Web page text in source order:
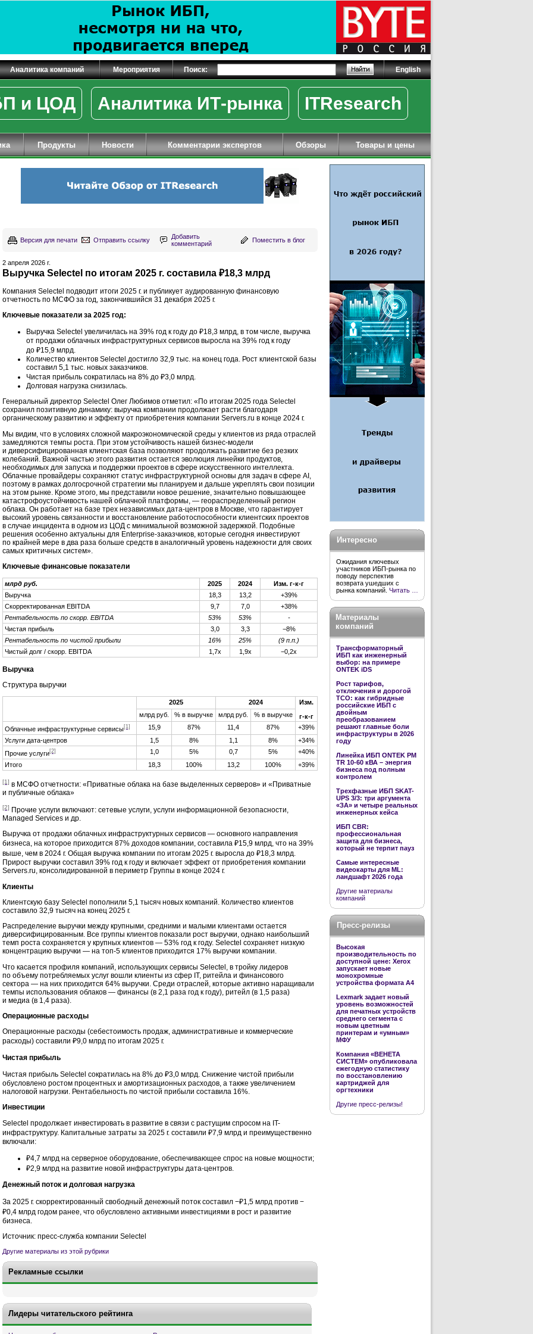
Аналитика компаний Мероприятия Поиск: English
и ЦОД Аналитика ИТ-рынка ITResearch
Продукты Новости Комментарии экспертов Обзоры Товары и цены
Версия для печати Отправить ссылку
Добавить
комментарий
Поместить в блог
2 апреля 2026 г.
Выручка Selectel по итогам 2025 г. составила ₽18,3 млрд
Компания Selectel подводит итоги 2025 г. и публикует аудированную финансовую
отчетность по МСФО за год, закончившийся 31 декабря 2025 г.
Ключевые показатели за 2025 год:
Выручка Selectel увеличилась на 39% год к году до ₽18,3 млрд, в том числе, выручка
от продажи облачных инфраструктурных сервисов выросла на 39% год к году
до ₽15,9 млрд.
Количество клиентов Selectel достигло 32,9 тыс. на конец года. Рост клиентской базы
составил 5,1 тыс. новых заказчиков.
Чистая прибыль сократилась на 8% до ₽3,0 млрд.
Долговая нагрузка снизилась.
Генеральный директор Selectel Олег Любимов отметил: «По итогам 2025 года Selectel
сохранил позитивную динамику: выручка компании продолжает расти благодаря
органическому развитию и эффекту от приобретения компании Servers.ru в конце 2024 г.
Мы видим, что в условиях сложной макроэкономической среды у клиентов из ряда отраслей
замедляются темпы роста. При этом устойчивость нашей бизнес-модели
и диверсифицированная клиентская база позволяют продолжать развитие без резких
колебаний. Важной частью этого развития остается эволюция линейки продуктов,
необходимых для запуска и поддержки проектов в сфере искусственного интеллекта.
Облачные провайдеры сохраняют статус инфраструктурной основы для задач в сфере AI,
поэтому в рамках долгосрочной стратегии мы планируем и дальше укреплять свои позиции
на этом рынке. Кроме этого, мы представили новое решение, значительно повышающее
катастрофоустойчивость нашей облачной платформы, — геораспределенный регион
облака. Он работает на базе трех независимых дата-центров в Москве, что гарантирует
высокий уровень связанности и восстановление работоспособности клиентских проектов
в случае инцидента в одном из ЦОД с минимальной возможной задержкой. Подобные
решения особенно актуальны для Enterprise-заказчиков, которые сегодня инвестируют
по крайней мере в два раза больше средств в аналогичный уровень надежности для своих
самых критичных систем».
Ключевые финансовые показатели
млрд руб. 2025 2024
Изм. г-к-г
Выручка
18,3 13,2
+39%
Скорректированная EBITDA
9,7 7,0
+38%
Рентабельность по скорр. EBITDA
53% 53%
-
Чистая прибыль
3,0 3,3
−8%
Рентабельность по чистой прибыли
16% 25%
(9 п.п.)
Чистый долг / скорр. EBITDA
1,7х 1,9х −0,2х
Выручка
Структура выручки
2025 2024
Изм.
г-к-г
млрд руб. % в выручке млрд руб.
% в выручке
Облачные инфраструктурные сервисы[1] 15,9 87% 11,4 87%
+39%
Услуги дата-центров
1,5 8% 1,1 8%
+34%
Прочие услуги[2] 1,0 5% 0,7 5%
+40%
Итого
18,3 100% 13,2 100% +39%
[1] в МСФО отчетности: «Приватные облака на базе выделенных серверов» и «Приватные
и публичные облака»
[2] Прочие услуги включают: сетевые услуги, услуги информационной безопасности,
Managed Services и др.
Выручка от продажи облачных инфраструктурных сервисов — основного направления
бизнеса, на которое приходится 87% доходов компании, составила ₽15,9 млрд, что на 39%
выше, чем в 2024 г. Общая выручка компании по итогам 2025 г. выросла до ₽18,3 млрд.
Прирост выручки составил 39% год к году и включает эффект от приобретения компании
Servers.ru, консолидированной в периметр Группы в конце 2024 г.
Клиенты
Клиентскую базу Selectel пополнили 5,1 тысяч новых компаний. Количество клиентов
составило 32,9 тысяч на конец 2025 г.
Распределение выручки между крупными, средними и малыми клиентами остается
диверсифицированным. Все группы клиентов показали рост выручки, однако наибольший
темп роста сохраняется у крупных клиентов — 53% год к году. Selectel сохраняет низкую
концентрацию выручки — на топ-5 клиентов приходится 17% выручки компании.
Что касается профиля компаний, использующих сервисы Selectel, в тройку лидеров
по объему потребляемых услуг вошли клиенты из сфер IT, ритейла и финансового
сектора — на них приходится 64% выручки. Среди отраслей, которые активно наращивали
темпы использования облаков — финансы (в 2,1 раза год к году), ритейл (в 1,5 раза)
и медиа (в 1,4 раза).
Операционные расходы
Операционные расходы (себестоимость продаж, административные и коммерческие
расходы) составили ₽9,0 млрд по итогам 2025 г.
Чистая прибыль
Чистая прибыль Selectel сократилась на 8% до ₽3,0 млрд. Снижение чистой прибыли
обусловлено ростом процентных и амортизационных расходов, а также увеличением
налоговой нагрузки. Рентабельность по чистой прибыли составила 16%.
Инвестиции
Selectel продолжает инвестировать в развитие в связи с растущим спросом на IT-
инфраструктуру. Капитальные затраты за 2025 г. составили ₽7,9 млрд и преимущественно
включали:
₽4,7 млрд на серверное оборудование, обеспечивающее спрос на новые мощности;
₽2,9 млрд на развитие новой инфраструктуры дата-центров.
Денежный поток и долговая нагрузка
За 2025 г. скорректированный свободный денежный поток составил −₽1,5 млрд против −
₽0,4 млрд годом ранее, что обусловлено активными инвестициями в рост и развитие
бизнеса.
Источник: пресс-служба компании Selectel
Другие материалы из этой рубрики
Рекламные ссылки
Лидеры читательского рейтинга
Интересно
Ожидания ключевых
участников ИБП-рынка по
поводу перспектив
возврата ушедших с
рынка компаний. Читать …
Материалы
компаний
Трансформаторный
ИБП как инженерный
выбор: на примере
ONTEK iDS
Рост тарифов,
отключения и дорогой
TCO: как гибридные
российские ИБП с
двойным
преобразованием
решают главные боли
инфраструктуры в 2026
году
Линейка ИБП ONTEK PM
TR 10-60 кВА – энергия
бизнеса под полным
контролем
Трехфазные ИБП SKAT-
UPS 3/3: три аргумента
«ЗА» и четыре реальных
инженерных кейса
ИБП CBR:
профессиональная
защита для бизнеса,
который не терпит пауз
Самые интересные
видеокарты для ML:
ландшафт 2026 года
Другие материалы
компаний
Пресс-релизы
Высокая
производительность по
доступной цене: Xerox
запускает новые
монохромные
устройства формата А4
Lexmark задает новый
уровень возможностей
для печатных устройств
среднего сегмента с
новым цветным
принтерам и «умным»
МФУ
Компания «ВЕНЕТА
СИСТЕМ» опубликовала
ежегодную статистику
по восстановлению
картриджей для
оргтехники
Другие пресс-релизы!